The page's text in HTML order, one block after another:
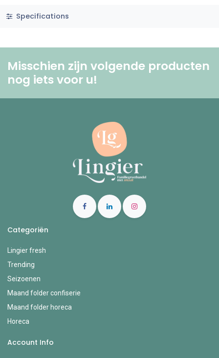
Specifications
Misschien zijn volgende producten
nog iets voor u! ​
Categoriën
Lingier fresh
Trending
Seizoenen
Maand folder confiserie
Maand folder horeca
Horeca
Account Info